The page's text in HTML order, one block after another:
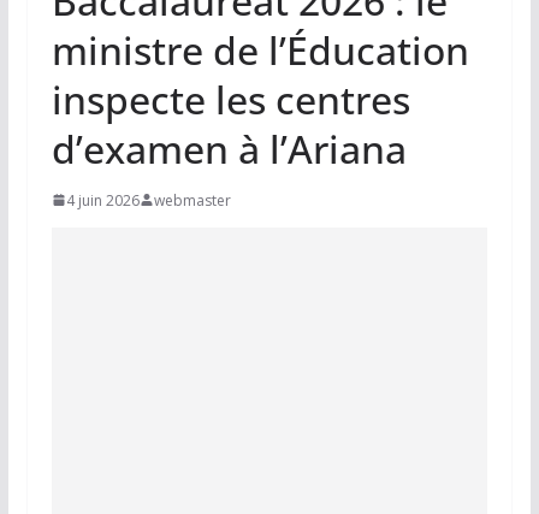
ministre de l’Éducation
inspecte les centres
d’examen à l’Ariana
4 juin 2026 webmaster